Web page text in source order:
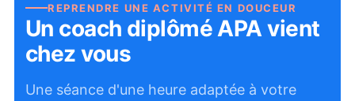
REPRENDRE UNE ACTIVITÉ EN DOUCEUR
Un coach diplômé APA vient
chez vous
Une séance d'une heure adaptée à votre